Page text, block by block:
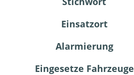
Einsatzort
Alarmierung
Eingesetze Fahrzeuge